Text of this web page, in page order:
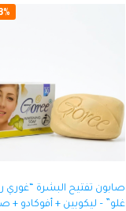
off
صابون تفتيح البشرة “غوري
غلو” – ليكوبين + أفوكادو +